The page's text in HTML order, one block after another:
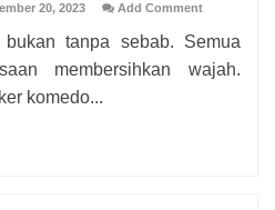
20, 2023 Add Comment
tanpa sebab. Semua
membersihkan wajah.
komedo...